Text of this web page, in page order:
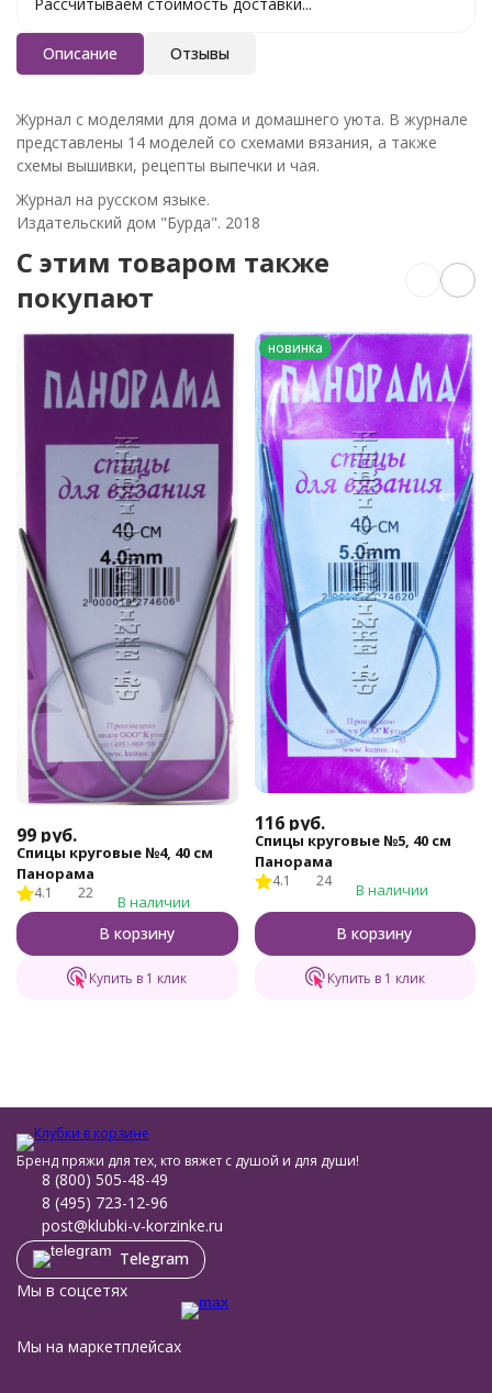
Описание Отзывы
Журнал c моделями для дома и домашнего уюта. В журнале
представлены 14 моделей со схемами вязания, а также
схемы вышивки, рецепты выпечки и чая.
Журнал на русском языке.
Издательский дом "Бурда". 2018
C этим товаром также
покупают
99 руб.
Спицы круговые №4, 40 см
Панорама
4.1 22 В наличии
В корзину
Купить в 1 клик
новинка
116 руб.
Спицы круговые №5, 40 см
Панорама
4.1 24 В наличии
В корзину
Купить в 1 клик
Бренд пряжи для тех, кто вяжет с душой и для души!
8 (800) 505-48-49
8 (495) 723-12-96
post@klubki-v-korzinke.ru
Telegram
Мы в соцсетях
Мы на маркетплейсах